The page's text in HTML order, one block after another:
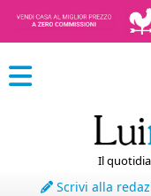
Il
Scrivi alla